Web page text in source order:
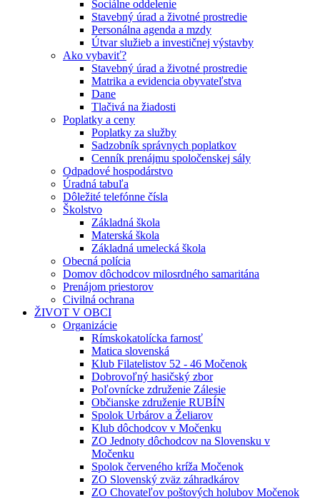
Sociálne oddelenie
Stavebný úrad a životné prostredie
Personálna agenda a mzdy
Útvar služieb a investičnej výstavby
Ako vybaviť?
Stavebný úrad a životné prostredie
Matrika a evidencia obyvateľstva
Dane
Tlačivá na žiadosti
Poplatky a ceny
Poplatky za služby
Sadzobník správnych poplatkov
Cenník prenájmu spoločenskej sály
Odpadové hospodárstvo
Úradná tabuľa
Dôležité telefónne čísla
Školstvo
Základná škola
Materská škola
Základná umelecká škola
Obecná polícia
Domov dôchodcov milosrdného samaritána
Prenájom priestorov
Civilná ochrana
ŽIVOT V OBCI
Organizácie
Rímskokatolícka farnosť
Matica slovenská
Klub Filatelistov 52 - 46 Močenok
Dobrovoľný hasičský zbor
Poľovnícke združenie Zálesie
Občianske združenie RUBÍN
Spolok Urbárov a Želiarov
Klub dôchodcov v Močenku
ZO Jednoty dôchodcov na Slovensku v
Močenku
Spolok červeného kríža Močenok
ZO Slovenský zväz záhradkárov
ZO Chovateľov poštových holubov Močenok